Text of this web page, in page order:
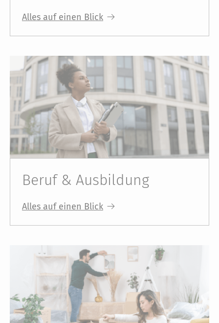
Alles auf einen Blick
Beruf & Ausbildung
Alles auf einen Blick